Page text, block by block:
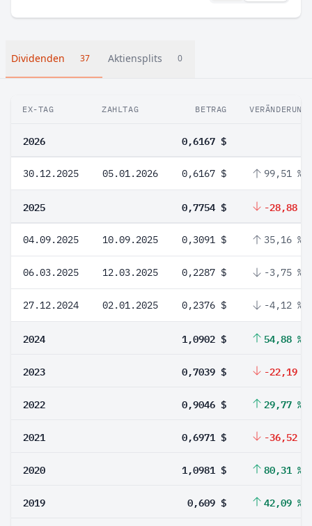
Dividenden 37 Aktiensplits 0
EX-TAG ZAHLTAG BETRAG VERÄNDERUNG
2026 0,6167 $
30.12.2025 05.01.2026 0,6167 $ 99,51 %
2025 0,7754 $ -28,88 %
04.09.2025 10.09.2025 0,3091 $ 35,16 %
06.03.2025 12.03.2025 0,2287 $ -3,75 %
27.12.2024 02.01.2025 0,2376 $ -4,12 %
2024 1,0902 $ 54,88 %
2023 0,7039 $ -22,19 %
2022 0,9046 $ 29,77 %
2021 0,6971 $ -36,52 %
2020 1,0981 $ 80,31 %
2019 0,609 $ 42,09 %